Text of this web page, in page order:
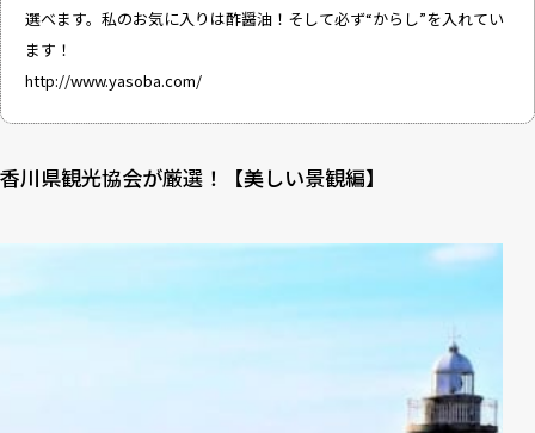
選べます。私のお気に入りは酢醤油！そして必ず“からし”を入れてい
ます！
http://www.yasoba.com/
香川県観光協会が厳選！【美しい景観編】